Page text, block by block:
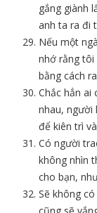
gắng giành
anh ta ra đi
Nếu một
nhớ rằng tôi
bằng cách
Chắc hẳn ai
nhau, người
để kiên trì
Có người
không nhìn
cho bạn,
Sẽ không